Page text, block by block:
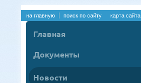
на главную поиск по сайту карта сайта
Главная
Документы
Новости